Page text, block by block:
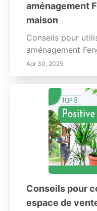
aménagement
maison
Conseils pour
aménagement
Apr 30, 2025
Conseils pour
espace de